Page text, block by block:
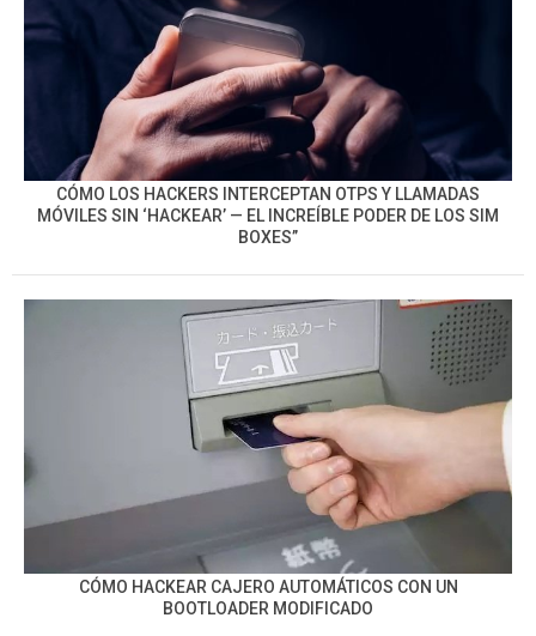
CÓMO LOS HACKERS INTERCEPTAN OTPS Y LLAMADAS
MÓVILES SIN ‘HACKEAR’ — EL INCREÍBLE PODER DE LOS SIM
BOXES”
CÓMO HACKEAR CAJERO AUTOMÁTICOS CON UN
BOOTLOADER MODIFICADO